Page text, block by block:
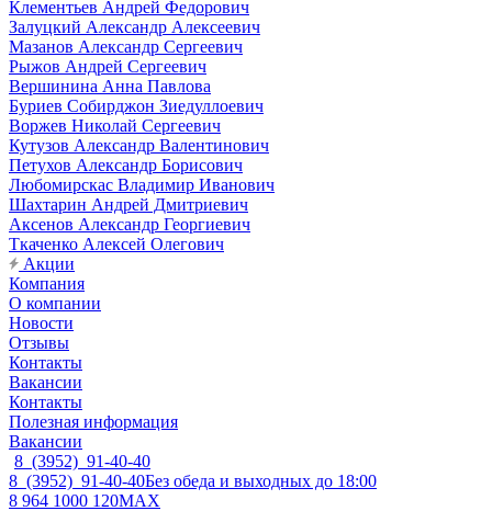
Клементьев Андрей Федорович
Залуцкий Александр Алексеевич
Мазанов Александр Сергеевич
Рыжов Андрей Сергеевич
Вершинина Анна Павлова
Буриев Собирджон Зиедуллоевич
Воржев Николай Сергеевич
Кутузов Александр Валентинович
Петухов Александр Борисович
Любомирскас Владимир Иванович
Шахтарин Андрей Дмитриевич
Аксенов Александр Георгиевич
Ткаченко Алексей Олегович
Акции
Компания
О компании
Новости
Отзывы
Контакты
Вакансии
Контакты
Полезная информация
Вакансии
8 (3952) 91-40-40
8 (3952) 91-40-40Без обеда и выходных до 18:00
8 964 1000 120MAX